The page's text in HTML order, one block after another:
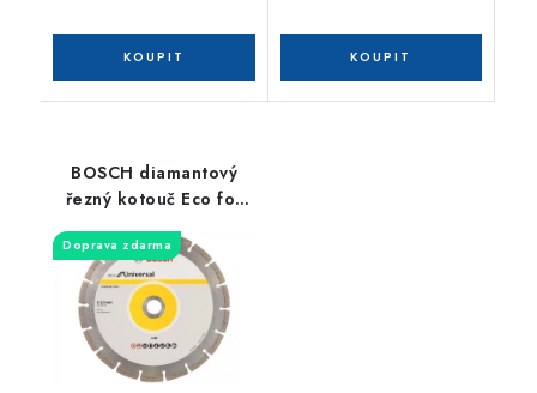
BOSCH diamantový
řezný kotouč Eco for
2608615031
Doprava zdarma